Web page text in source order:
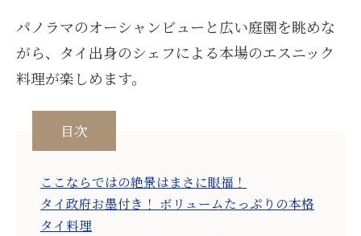
パノラマのオーシャンビューと広い庭園を眺めな
がら、タイ出身のシェフによる本場のエスニック
料理が楽しめます。
目次
ここならではの絶景はまさに眼福！
タイ政府お墨付き！ ボリュームたっぷりの本格
タイ料理